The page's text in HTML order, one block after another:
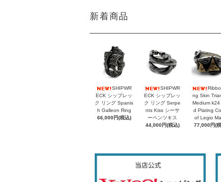
新着商品
SHIPWR
ECK シップレッ
ク リング Spanis
h Galleon Ring
66,000円(税込)
SHIPWR
ECK シップレッ
ク リング Serpe
nts Kiss シーサ
ーペンツキス
44,000円(税込)
ng Skin
Medium k24
d Plating
of Legio
77,000円(